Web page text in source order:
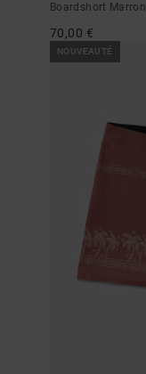
Boardshort
70,00 €
NOUVEAUTÉ